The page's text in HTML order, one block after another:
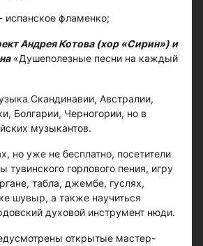
испанское фламенко;
Андрея Котова (хор «Сирин») и
«Душеполезные песни на каждый
Скандинавии, Австралии,
Болгарии, Черногории, но в
музыкантов.
но уже не бесплатно, посетители
тувинского горлового пения, игру
табла, джембе, гуслях,
шувыр, а также научиться
духовой инструмент нюди.
открытые мастер-